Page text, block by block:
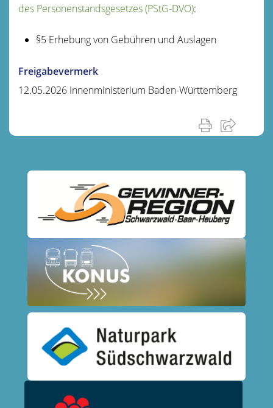
des Personenstandsgesetzes (PStG-DVO):
§5 Erhebung von Gebühren und Auslagen
Freigabevermerk
12.05.2026 Innenministerium Baden-Württemberg